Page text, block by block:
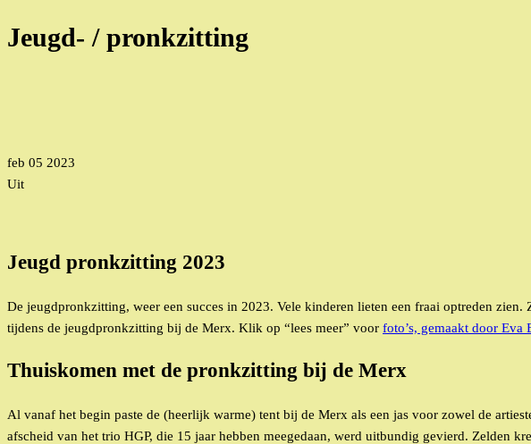
Jeugd- / pronkzitting
feb 05 2023
Uit
Jeugd pronkzitting 2023
De jeugdpronkzitting, weer een succes in 2023. Vele kinderen lieten een fraai optreden
tijdens de jeugdpronkzitting bij de Merx. Klik op “lees meer” voor foto’s, gemaakt door Eva
Thuiskomen met de pronkzitting bij de Merx
Al vanaf het begin paste de (heerlijk warme) tent bij de Merx als een jas voor zowel de
afscheid van het trio HGP, die 15 jaar hebben meegedaan, werd uitbundig gevierd. Zelden